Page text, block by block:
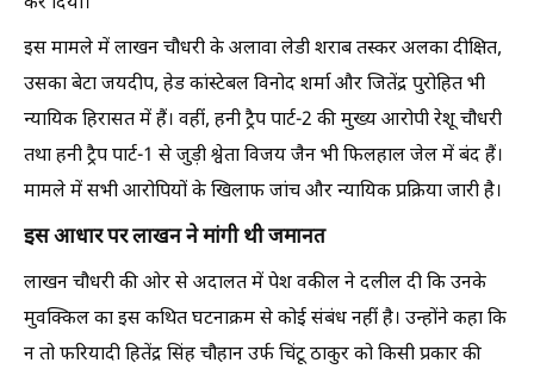
इस मामले में लाखन चौधरी के अलावा लेडी शराब तस्कर अलका दीक्षित,
उसका बेटा जयदीप, हेड कांस्टेबल विनोद शर्मा और जितेंद्र पुरोहित भी
न्यायिक हिरासत में हैं। वहीं, हनी ट्रैप पार्ट-2 की मुख्य आरोपी रेशू चौधरी
तथा हनी ट्रैप पार्ट-1 से जुड़ी श्वेता विजय जैन भी फिलहाल जेल में बंद हैं।
मामले में सभी आरोपियों के खिलाफ जांच और न्यायिक प्रक्रिया जारी है।
इस आधार पर लाखन ने मांगी थी जमानत
लाखन चौधरी की ओर से अदालत में पेश वकील ने दलील दी कि उनके
मुवक्किल का इस कथित घटनाक्रम से कोई संबंध नहीं है। उन्होंने कहा कि
न तो फरियादी हितेंद्र सिंह चौहान उर्फ चिंटू ठाकुर को किसी प्रकार की